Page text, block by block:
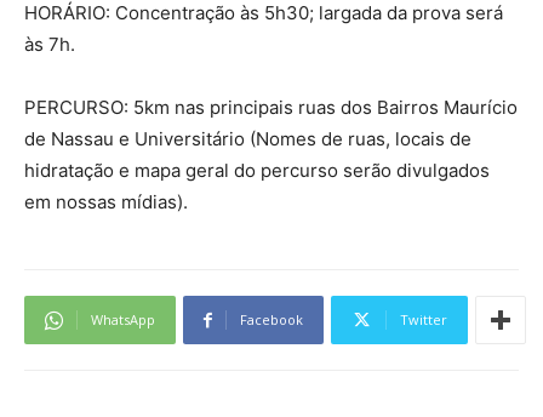
HORÁRIO: Concentração às 5h30; largada da prova será
às 7h.
PERCURSO: 5km nas principais ruas dos Bairros Maurício
de Nassau e Universitário (Nomes de ruas, locais de
hidratação e mapa geral do percurso serão divulgados
em nossas mídias).
WhatsApp Facebook Twitter